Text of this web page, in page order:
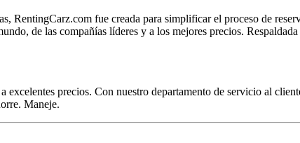
RentingCarz.com fue creada para simplificar el proceso de
de las compañías líderes y a los mejores precios.
precios. Con nuestro departamento de servicio al
Maneje.